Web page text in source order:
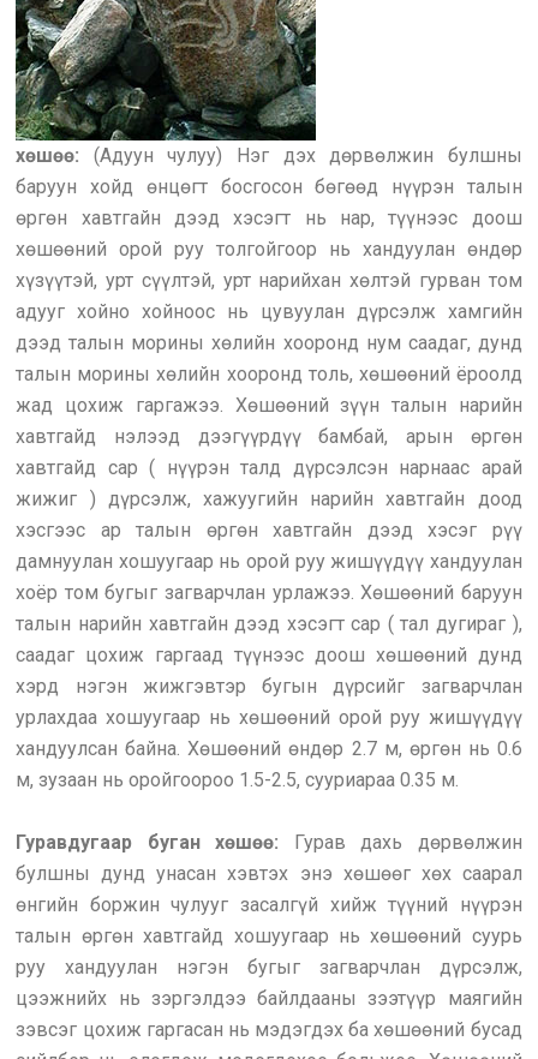
хөшөө: (Адуун чулуу) Нэг дэх дөрвөлжин булшны
баруун хойд өнцөгт босгосон бөгөөд нүүрэн талын
өргөн хавтгайн дээд хэсэгт нь нар, түүнээс доош
хөшөөний орой руу толгойгоор нь хандуулан өндөр
хүзүүтэй, урт сүүлтэй, урт нарийхан хөлтэй гурван том
адууг хойно хойноос нь цувуулан дүрсэлж хамгийн
дээд талын морины хөлийн хооронд нум саадаг, дунд
талын морины хөлийн хооронд толь, хөшөөний ёроолд
жад цохиж гаргажээ. Хөшөөний зүүн талын нарийн
хавтгайд нэлээд дээгүүрдүү бамбай, арын өргөн
хавтгайд cap ( нүүрэн талд дүрсэлсэн нарнаас арай
жижиг ) дүрсэлж, хажуугийн нарийн хавтгайн доод
хэсгээс ар талын өргөн хавтгайн дээд хэсэг рүү
дамнуулан хошуугаар нь орой руу жишүүдүү хандуулан
хоёр том бугыг загварчлан урлажээ. Хөшөөний баруун
талын нарийн хавтгайн дээд хэсэгт cap ( тал дугираг ),
саадаг цохиж гаргаад түүнээс доош хөшөөний дунд
хэрд нэгэн жижгэвтэр бугын дүрсийг загварчлан
урлахдаа хошуугаар нь хөшөөний орой руу жишүүдүү
хандуулсан байна. Хөшөөний өндөр 2.7 м, өргөн нь 0.6
м, зузаан нь оройгоороо 1.5-2.5, сууриараа 0.35 м.
Гуравдугаар буган хөшөө: Гурав дахь дөрвөлжин
булшны дунд унасан хэвтэх энэ хөшөөг хөх саарал
өнгийн боржин чулууг засалгүй хийж түүний нүүрэн
талын өргөн хавтгайд хошуугаар нь хөшөөний суурь
руу хандуулан нэгэн бугыг загварчлан дүрсэлж,
цээжнийх нь зэргэлдээ байлдааны зээтүүр маягийн
зэвсэг цохиж гаргасан нь мэдэгдэх ба хөшөөний бусад